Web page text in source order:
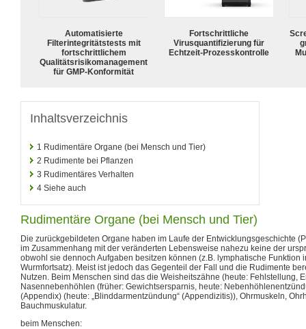
Automatisierte
Filterintegritätstests mit
fortschrittlichem
Qualitätsrisikomanagement
für GMP-Konformität
Fortschrittliche
Virusquantifizierung für
Echtzeit-Prozesskontrolle
Inhaltsverzeichnis
1 Rudimentäre Organe (bei Mensch und Tier)
2 Rudimente bei Pflanzen
3 Rudimentäres Verhalten
4 Siehe auch
Rudimentäre Organe (bei Mensch und Tier)
Die zurückgebildeten Organe haben im Laufe der Entwicklungsgeschichte
im Zusammenhang mit der veränderten Lebensweise nahezu keine der
obwohl sie dennoch Aufgaben besitzen können (z.B. lymphatische Funktion
Wurmfortsatz). Meist ist jedoch das Gegenteil der Fall und die Rudimente
Nutzen. Beim Menschen sind das die Weisheitszähne (heute: Fehlstellung,
Nasennebenhöhlen (früher: Gewichtsersparnis, heute:
(Appendix) (heute: „Blinddarmentzündung“ (Appendizitis)), Ohrmuskeln,
Bauchmuskulatur.
beim Menschen: